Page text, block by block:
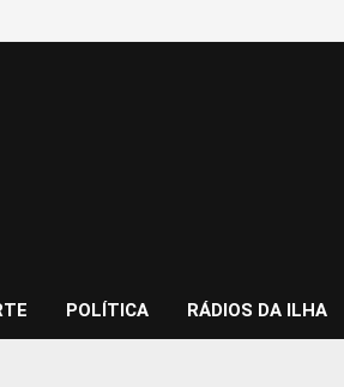
POLÍTICA RÁDIOS DA ILHA